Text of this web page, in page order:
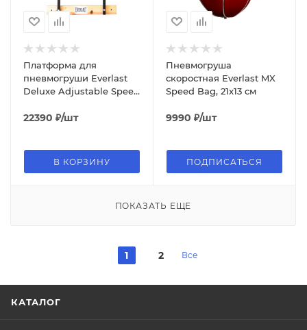
Платформа для
пневмогруши Everlast
Deluxe Adjustable Speed
22390 ₽/шт
В КОРЗИНУ
Пневмогруша
скоростная Everlast MX
Speed Bag, 21x13 см
9990 ₽/шт
ПОДПИСАТЬСЯ
ПОКАЗАТЬ ЕЩЕ
1 2 Все
КАТАЛОГ